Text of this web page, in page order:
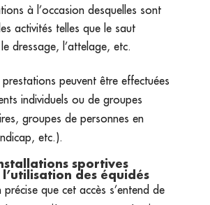
à l’occasion desquelles sont
activités telles que le saut
dressage, l’attelage, etc.
peuvent être effectuées
individuels ou de groupes
groupes de personnes en
etc.).
sportives
l’utilisation des équidés
précise que cet accès s’entend de